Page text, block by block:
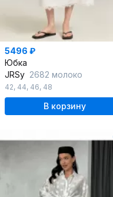
5496 ₽
Юбка
JRSy 2682 молоко
42, 44, 46, 48
В корзину